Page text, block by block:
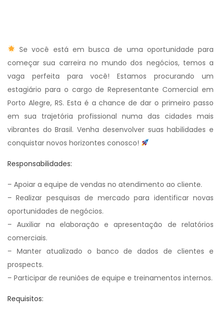
Se você está em busca de uma oportunidade para
começar sua carreira no mundo dos negócios, temos a
vaga perfeita para você! Estamos procurando um
estagiário para o cargo de Representante Comercial em
Porto Alegre, RS. Esta é a chance de dar o primeiro passo
em sua trajetória profissional numa das cidades mais
vibrantes do Brasil. Venha desenvolver suas habilidades e
conquistar novos horizontes conosco!
Responsabilidades:
– Apoiar a equipe de vendas no atendimento ao cliente.
– Realizar pesquisas de mercado para identificar novas
oportunidades de negócios.
– Auxiliar na elaboração e apresentação de relatórios
comerciais.
– Manter atualizado o banco de dados de clientes e
prospects.
– Participar de reuniões de equipe e treinamentos internos.
Requisitos: